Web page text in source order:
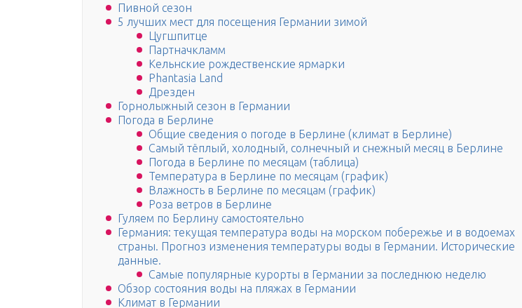
Пивной сезон
5 лучших мест для посещения Германии зимой
Цугшпитце
Партначкламм
Кельнские рождественские ярмарки
Phantasia Land
Дрезден
Горнолыжный сезон в Германии
Погода в Берлине
Общие сведения о погоде в Берлине (климат в Берлине)
Самый тёплый, холодный, солнечный и снежный месяц в Берлине
Погода в Берлине по месяцам (таблица)
Температура в Берлине по месяцам (график)
Влажность в Берлине по месяцам (график)
Роза ветров в Берлине
Гуляем по Берлину самостоятельно
Германия: текущая температура воды на морском побережье и в водоемах
страны. Прогноз изменения температуры воды в Германии. Исторические
данные.
Самые популярные курорты в Германии за последнюю неделю
Обзор состояния воды на пляжах в Германии
Климат в Германии